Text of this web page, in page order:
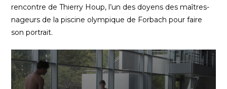
rencontre de Thierry Houp, l’un des doyens des maîtres-
nageurs de la piscine olympique de Forbach pour faire
son portrait.